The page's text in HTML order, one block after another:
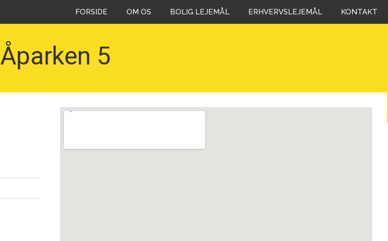
FORSIDE OM OS BOLIG LEJEMÅL ERHVERVSLEJEMÅL KONTAKT
Åparken 5